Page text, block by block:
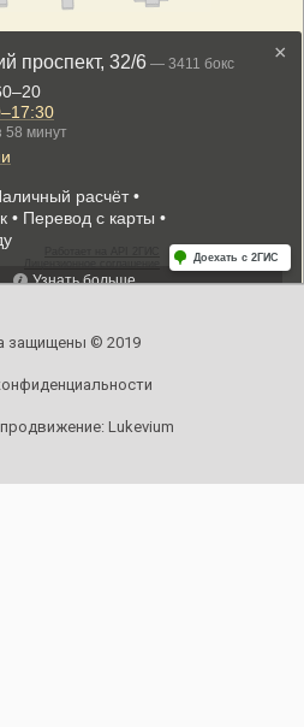
защищены © 2019
Lukevium